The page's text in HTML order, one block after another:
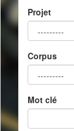
Projet
Corpus
Mot clé